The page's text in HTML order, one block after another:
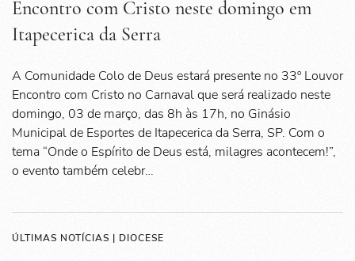
Encontro com Cristo neste domingo em
Itapecerica da Serra
A Comunidade Colo de Deus estará presente no 33º Louvor
Encontro com Cristo no Carnaval que será realizado neste
domingo, 03 de março, das 8h às 17h, no Ginásio
Municipal de Esportes de Itapecerica da Serra, SP. Com o
tema “Onde o Espírito de Deus está, milagres acontecem!”,
o evento também celebr…
ÚLTIMAS NOTÍCIAS | DIOCESE